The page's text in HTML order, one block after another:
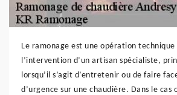
Le ramonage est une opération technique
l’intervention d’un artisan spécialiste,
lorsqu’il s’agit d’entretenir ou de faire
d’urgence sur une chaudière. Dans le cas